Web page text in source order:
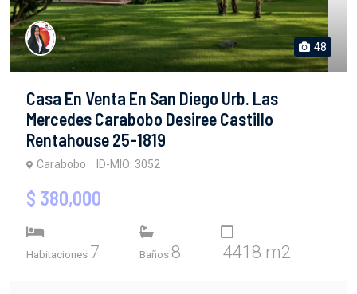
48
Casa En Venta En San Diego Urb. Las
Mercedes Carabobo Desiree Castillo
Rentahouse 25-1819
Carabobo ID-MIO: 3052
$ 380,000
Habitaciones 7 Baños 8 4418 m2